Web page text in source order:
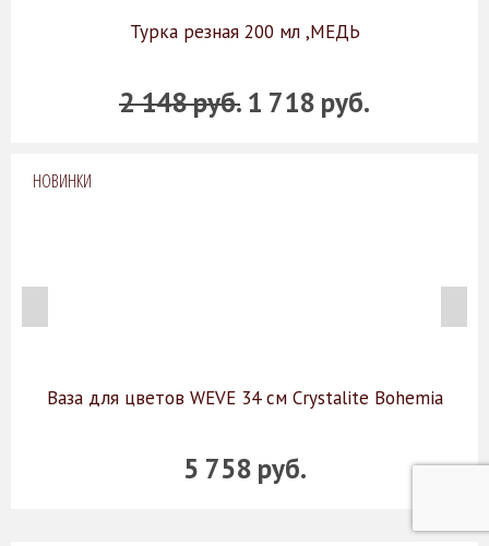
Турка резная 200 мл ,МЕДЬ
2 148 руб. 1 718 руб.
НОВИНКИ
Ваза для цветов WEVE 34 см Crystalite Bohemia
5 758 руб.